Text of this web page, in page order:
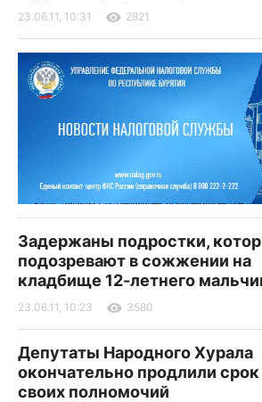
23.06.11, 10:31 2821
Задержаны подростки,
подозревают в сожжении на
кладбище 12-летнего
23.06.11, 10:23 3580
Депутаты Народного Хурала
окончательно продлили срок
своих полномочий